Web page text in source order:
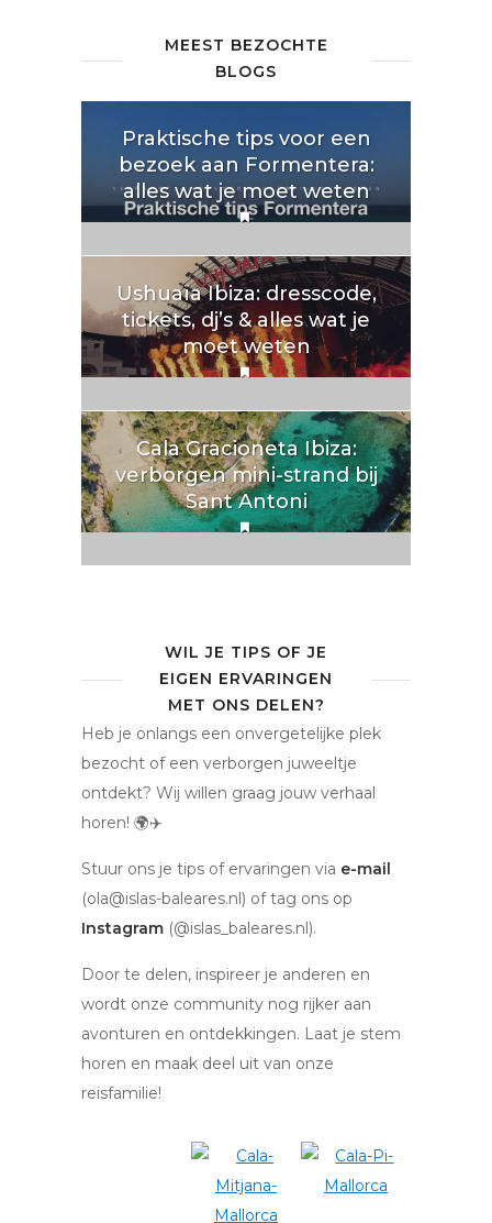
MEEST BEZOCHTE
BLOGS
Praktische tips voor een
bezoek aan Formentera:
alles wat je moet weten
Ushuaïa Ibiza: dresscode,
tickets, dj’s & alles wat je
moet weten
Cala Gracioneta Ibiza:
verborgen mini-strand bij
Sant Antoni
WIL JE TIPS OF JE
EIGEN ERVARINGEN
MET ONS DELEN?
Heb je onlangs een onvergetelijke plek
bezocht of een verborgen juweeltje
ontdekt? Wij willen graag jouw verhaal
horen! 🌍✈️
Stuur ons je tips of ervaringen via e-mail
(ola@islas-baleares.nl) of tag ons op
Instagram (@islas_baleares.nl).
Door te delen, inspireer je anderen en
wordt onze community nog rijker aan
avonturen en ontdekkingen. Laat je stem
horen en maak deel uit van onze
reisfamilie!